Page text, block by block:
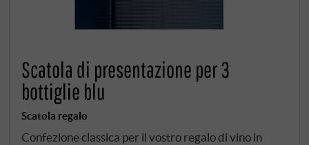
Scatola di presentazione per 3
bottiglie blu
Scatola regalo
Confezione classica per il vostro regalo di vino in